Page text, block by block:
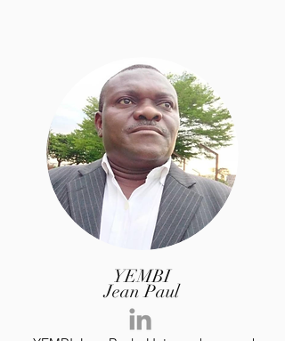
YEMBI
Jean Paul
YEMBI Jean Paul: „Untersuchung und